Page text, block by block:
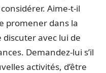
Aime-t-il
promener dans la
discuter avec lui de
Demandez-lui s’il
activités, d’être